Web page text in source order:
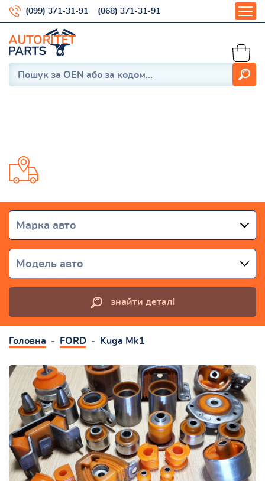
(099) 371-31-91 (068) 371-31-91
Марка авто
Модель авто
знайти деталі
Головна FORD Kuga Mk1